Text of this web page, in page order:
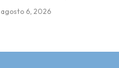
agosto 6, 2026